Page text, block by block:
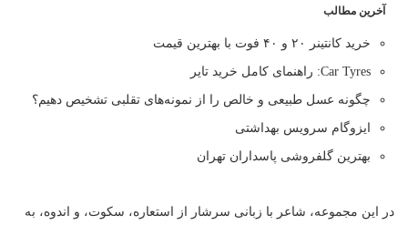
آخرین مطالب
خرید کانتینر ۲۰ و ۴۰ فوت با بهترین قیمت
Car Tyres: راهنمای کامل خرید تایر
چگونه عسل طبیعی و خالص را از نمونه‌های تقلبی تشخیص دهیم؟
ایزوگام سرویس بهداشتی
بهترین گلفروشی پاسداران تهران
در این مجموعه‌، شاعر با زبانی سرشار از استعاره، سکوت، و اندوه، به